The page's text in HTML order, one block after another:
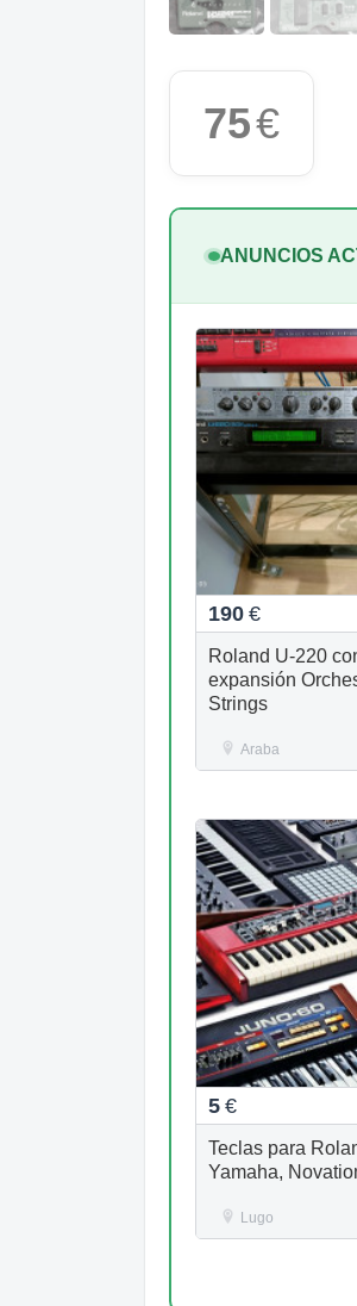
75€
ANUNCIOS
190 €
Roland U-220
expansión
Strings
Araba
5 €
Teclas para
Yamaha,
Lugo